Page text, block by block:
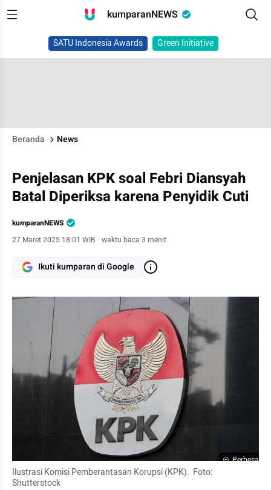
kumparanNEWS
SATU Indonesia Awards Green Initiative
Beranda News
Penjelasan KPK soal Febri Diansyah
Batal Diperiksa karena Penyidik Cuti
kumparanNEWS
27 Maret 2025 18:01 WIB · waktu baca 3 menit
Ikuti kumparan di Google
Perbesar
Ilustrasi Komisi Pemberantasan Korupsi (KPK).  Foto:
Shutterstock